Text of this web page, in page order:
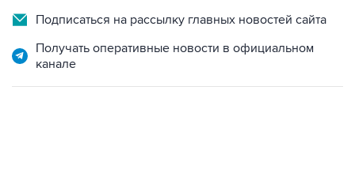
Подписаться на рассылку главных новостей сайта
Получать оперативные новости в официальном
канале